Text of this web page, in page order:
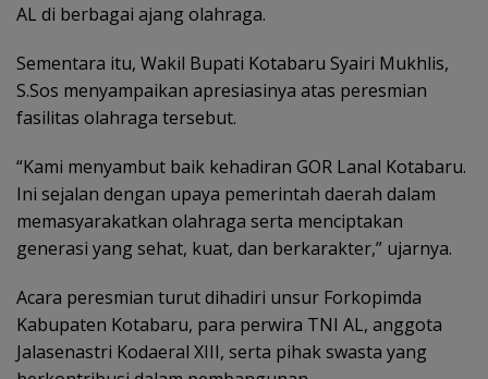
AL di berbagai ajang olahraga.
Sementara itu, Wakil Bupati Kotabaru Syairi Mukhlis,
S.Sos menyampaikan apresiasinya atas peresmian
fasilitas olahraga tersebut.
“Kami menyambut baik kehadiran GOR Lanal Kotabaru.
Ini sejalan dengan upaya pemerintah daerah dalam
memasyarakatkan olahraga serta menciptakan
generasi yang sehat, kuat, dan berkarakter,” ujarnya.
Acara peresmian turut dihadiri unsur Forkopimda
Kabupaten Kotabaru, para perwira TNI AL, anggota
Jalasenastri Kodaeral XIII, serta pihak swasta yang